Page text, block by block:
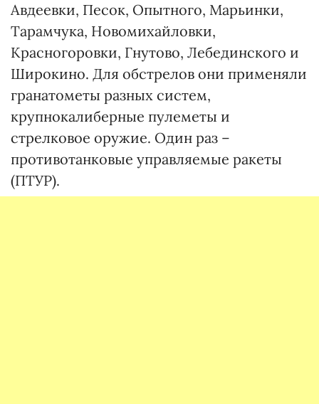
Авдеевки, Песок, Опытного, Марьинки,
Тарамчука, Новомихайловки,
Красногоровки, Гнутово, Лебединского и
Широкино. Для обстрелов они применяли
гранатометы разных систем,
крупнокалиберные пулеметы и
стрелковое оружие. Один раз –
противотанковые управляемые ракеты
(ПТУР).